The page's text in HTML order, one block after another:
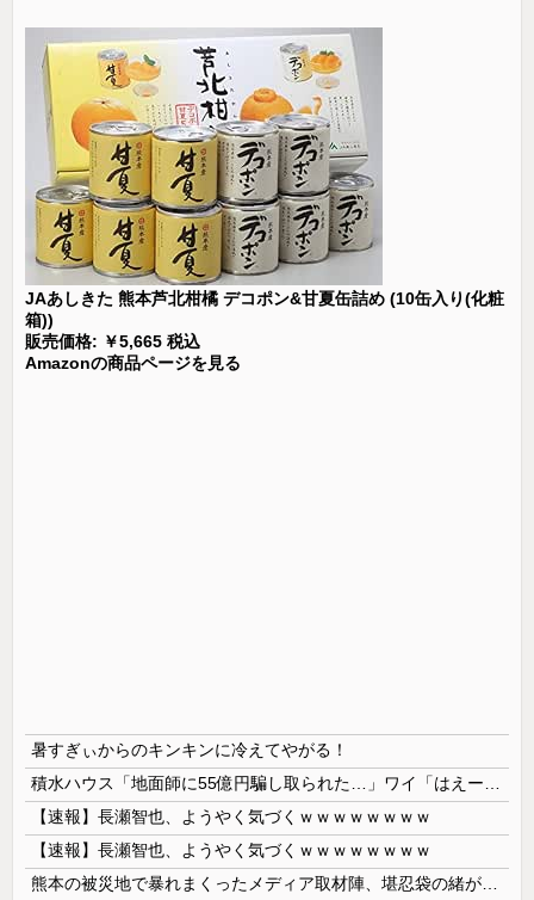
JAあしきた 熊本芦北柑橘 デコポン&甘夏缶詰め (10缶入り(化粧
箱))
販売価格: ￥5,665 税込
Amazonの商品ページを見る
暑すぎぃからのキンキンに冷えてやがる！
【速報】長瀬智也、ようやく気づくｗｗｗｗｗｗｗｗ
【速報】長瀬智也、ようやく気づくｗｗｗｗｗｗｗｗ